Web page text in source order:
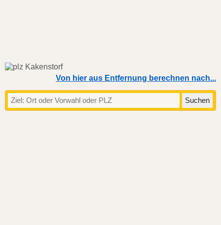
Von hier aus Entfernung berechnen nach...